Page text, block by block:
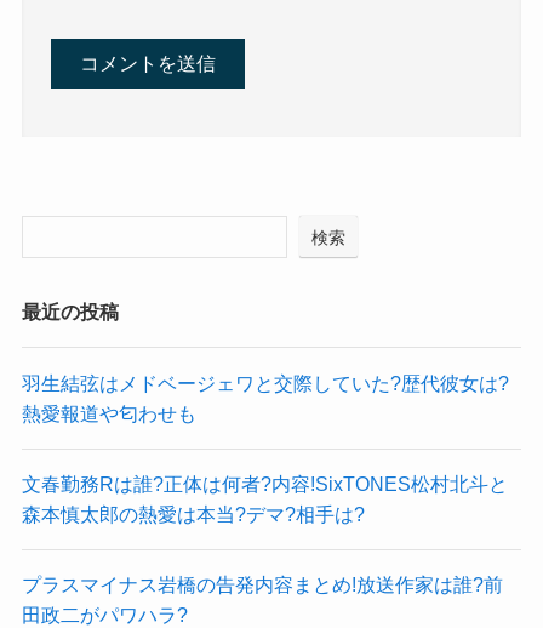
検索
最近の投稿
羽生結弦はメドベージェワと交際していた?歴代彼女は?
熱愛報道や匂わせも
文春勤務Rは誰?正体は何者?内容!SixTONES松村北斗と
森本慎太郎の熱愛は本当?デマ?相手は?
プラスマイナス岩橋の告発内容まとめ!放送作家は誰?前
田政二がパワハラ?